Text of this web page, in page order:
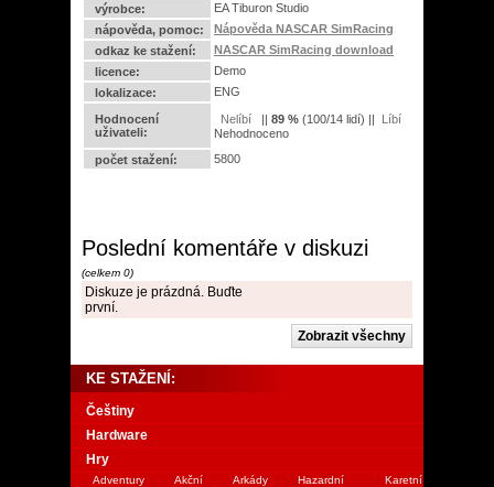
výrobce:
EA Tiburon Studio
nápověda, pomoc:
Nápověda NASCAR SimRacing
odkaz ke stažení:
NASCAR SimRacing download
licence:
Demo
lokalizace:
ENG
Hodnocení
uživateli:
|| 89 % (100/14 lidí) ||
Nehodnoceno
počet stažení:
5800
Poslední komentáře v diskuzi
(celkem 0)
Diskuze je prázdná. Buďte
první.
KE STAŽENÍ:
Češtiny
Hardware
Hry
Adventury Akční Arkády Hazardní
Karetní